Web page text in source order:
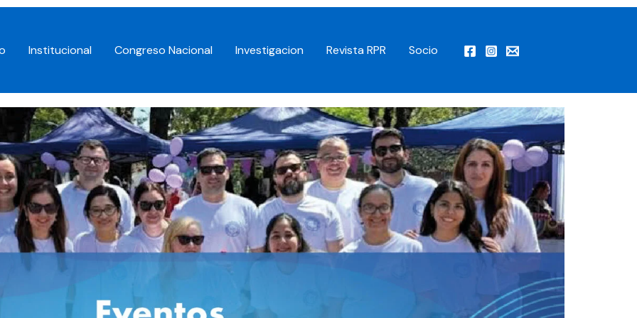
Institucional Congreso Nacional Investigacion Revista RPR Socio